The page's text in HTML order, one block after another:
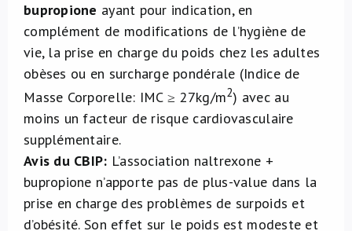
bupropione ayant pour indication, en
complément de modifications de l’hygiène de
vie, la prise en charge du poids chez les adultes
obèses ou en surcharge pondérale (Indice de
Masse Corporelle: IMC ≥ 27kg/m2) avec au
moins un facteur de risque cardiovasculaire
supplémentaire.
Avis du CBIP: L’association naltrexone +
bupropione n’apporte pas de plus-value dans la
prise en charge des problèmes de surpoids et
d’obésité. Son effet sur le poids est modeste et